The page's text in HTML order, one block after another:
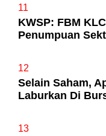
11
KWSP: FBM
Penumpuan
12
Selain Saham,
Laburkan Di
13